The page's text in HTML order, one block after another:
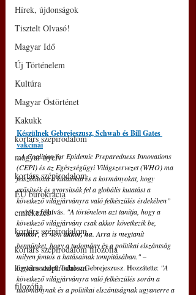
Hírek, újdonságok
Tisztelt Olvasó!
Magyar Idő
Új Történelem
Kultúra
Magyar Őstörténet
Kakukk
kortárs szépirodalom
magyar nyelv
kortárs szépirodalom
EU bürokrácia
emlékezés
kortárs szépirodalom
kortárs szépirodalom filozófia
kortárs szépirodalom
filozófia
Készülnek Gebrejeszusz, Schwab és Bill Gates
vakcinái
„A Coalition for Epidemic Preparedness Innovations
(CEPI) és az Egészségügyi Világszervezet (WHO) ma
felszólította a kutatókat és a kormányokat, hogy
erősítsék és gyorsítsák fel a globális kutatást a
következő világjárványra való felkészülés érdekében”
– szól a felhívás. "A történelem azt tanítja, hogy a
következő világjárvány csak akkor következik be,
amikor, és nem akkor, ha. Arra is megtanít
bennünket, hogy a tudomány és a politikai elszántság
milyen fontos a hatásainak tompításában." –
figyelmeztetett Tedrosz Gebrejeszusz. Hozzátette: "A
következő világjárványra való felkészülés során a
tudománynak és a politikai elszántságnak ugyanerre a